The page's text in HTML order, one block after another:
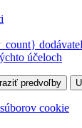
účeloch
predvoľby
cookie